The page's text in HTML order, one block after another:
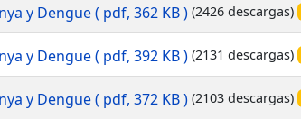
y Dengue( pdf, 362 KB ) (2426 descargas)
y Dengue( pdf, 392 KB ) (2131 descargas)
y Dengue( pdf, 372 KB ) (2103 descargas)